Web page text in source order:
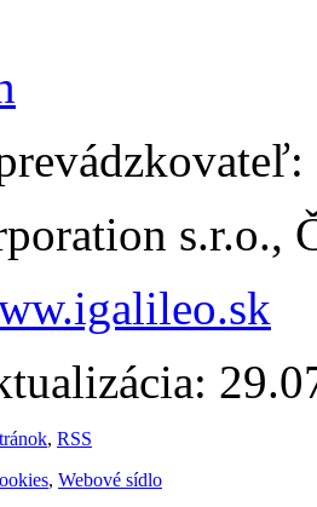
s.r.o.,
, RSS
, Webové sídlo